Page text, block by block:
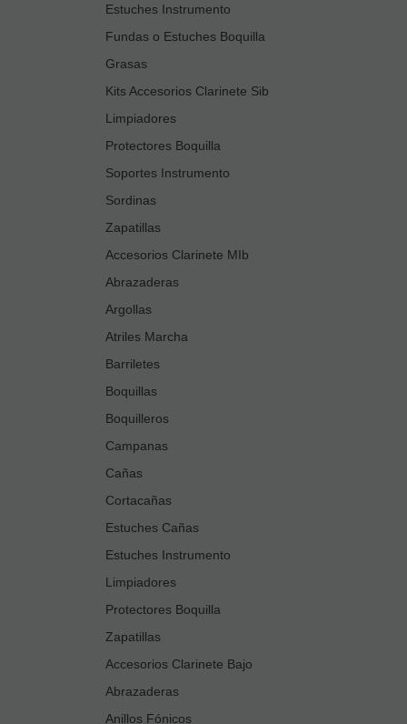
Estuches Instrumento
Fundas o Estuches Boquilla
Grasas
Kits Accesorios Clarinete Sib
Limpiadores
Protectores Boquilla
Soportes Instrumento
Sordinas
Zapatillas
Accesorios Clarinete MIb
Abrazaderas
Argollas
Atriles Marcha
Barriletes
Boquillas
Boquilleros
Campanas
Cañas
Cortacañas
Estuches Cañas
Estuches Instrumento
Limpiadores
Protectores Boquilla
Zapatillas
Accesorios Clarinete Bajo
Abrazaderas
Anillos Fónicos